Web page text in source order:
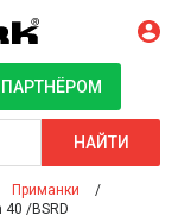
ПАРТНЁРОМ
НАЙТИ
Приманки
40 /BSRD